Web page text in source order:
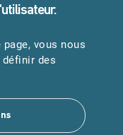
vous nous
des